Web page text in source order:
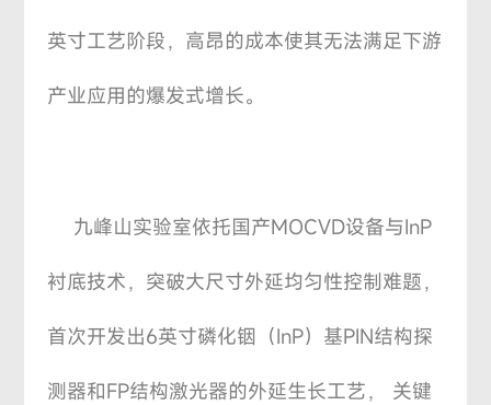
英寸工艺阶段，高昂的成本使其无法满足下游
产业应用的爆发式增长。
九峰山实验室依托国产MOCVD设备与InP
衬底技术，突破大尺寸外延均匀性控制难题，
首次开发出6英寸磷化铟（InP）基PIN结构探
测器和FP结构激光器的外延生长工艺， 关键